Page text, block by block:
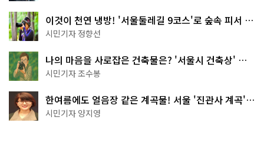
이것이 천연 냉방! '서울둘레길 9코스'로 숲속 피서 떠
나볼까
시민기자 정향선
나의 마음을 사로잡은 건축물은? '서울시 건축상' 수
상작 공개!
시민기자 조수봉
한여름에도 얼음장 같은 계곡물! 서울 '진관사 계곡'이
천국이네~
시민기자 양지영